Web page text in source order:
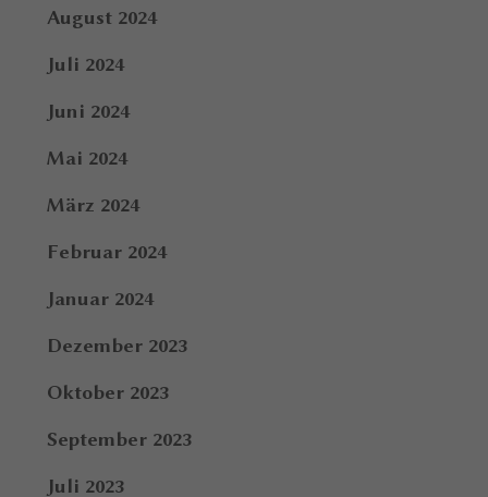
August 2024
Juli 2024
Juni 2024
Mai 2024
März 2024
Februar 2024
Januar 2024
Dezember 2023
Oktober 2023
September 2023
Juli 2023